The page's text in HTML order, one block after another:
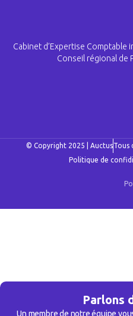
Parlons
Un membre de notre équipe
Cabinet d’Expertise Comptable
Conseil régional de
© Copyright 2025 | AuctusTous
Politique de